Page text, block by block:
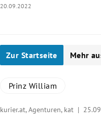
20.09.2022
Zur Startseite Mehr
Prinz William
kurier.at, Agenturen, kat |